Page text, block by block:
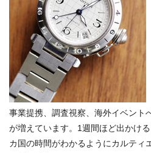
事業提携、調査視察、海外イベント
が増えています。1週間ほど出かけ
カ国の時間がわかるようにカルティ